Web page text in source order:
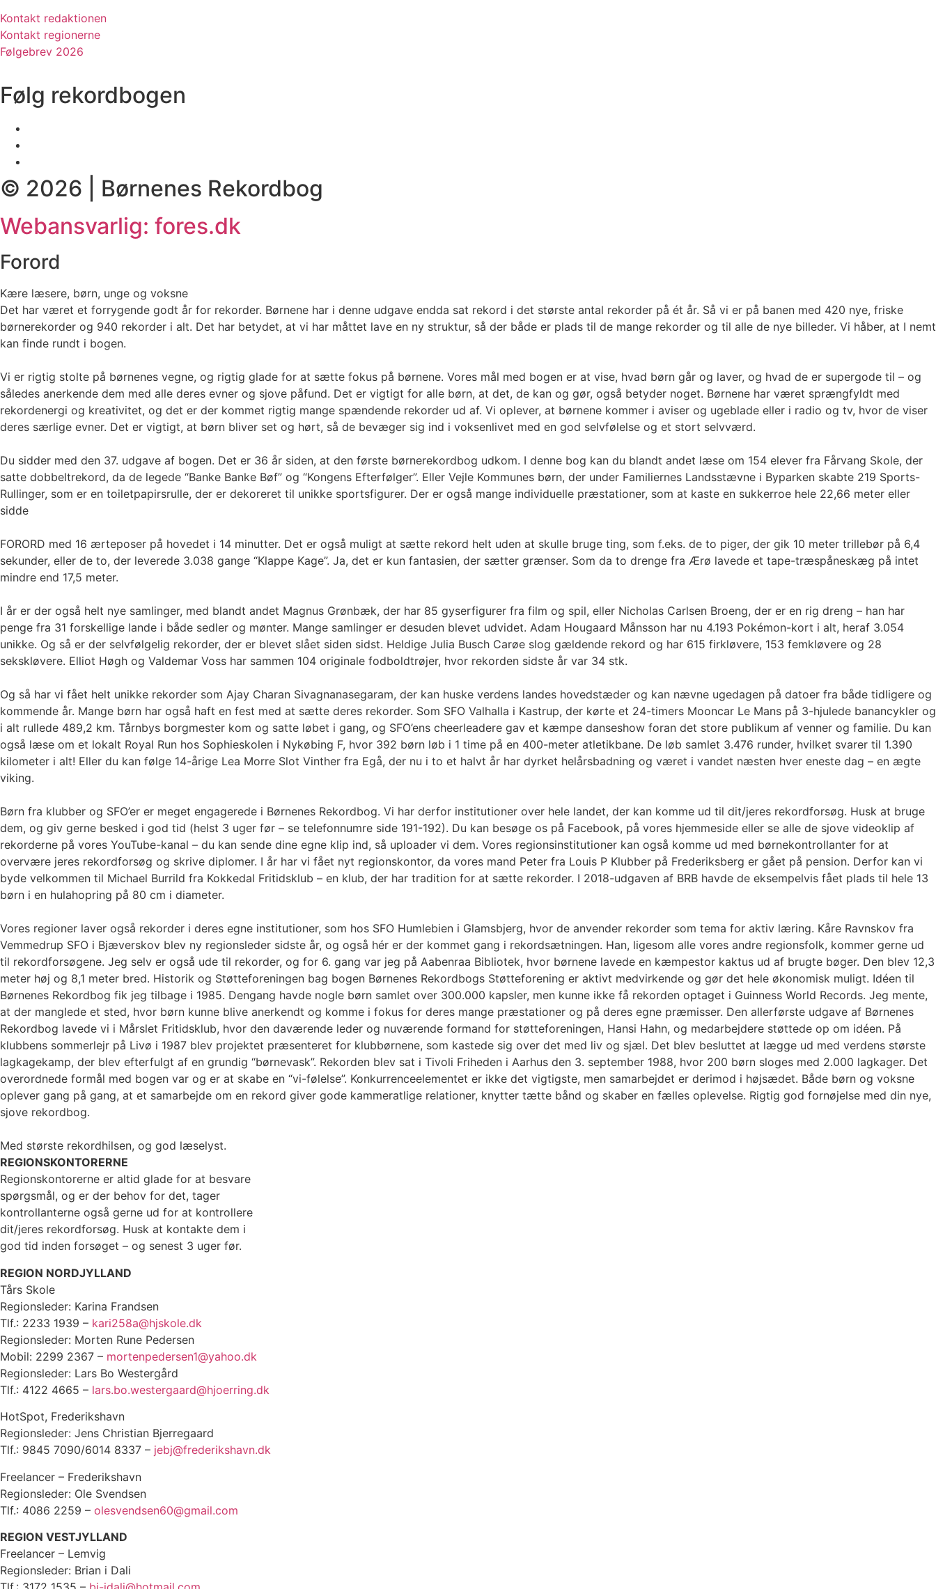
Kontakt redaktionen
Kontakt regionerne
Følgebrev 2026
Følg rekordbogen
© 2026 | Børnenes Rekordbog
Webansvarlig: fores.dk
Forord
Kære læsere, børn, unge og voksne
Det har været et forrygende godt år for rekorder. Børnene har i denne udgave endda sat rekord i det største antal rekorder på ét år. Så vi er på banen med 420 nye, friske
børnerekorder og 940 rekorder i alt. Det har betydet, at vi har måttet lave en ny struktur, så der både er plads til de mange rekorder og til alle de nye billeder. Vi håber, at I nemt
kan finde rundt i bogen.
Vi er rigtig stolte på børnenes vegne, og rigtig glade for at sætte fokus på børnene. Vores mål med bogen er at vise, hvad børn går og laver, og hvad de er supergode til – og
således anerkende dem med alle deres evner og sjove påfund. Det er vigtigt for alle børn, at det, de kan og gør, også betyder noget. Børnene har været sprængfyldt med
rekordenergi og kreativitet, og det er der kommet rigtig mange spændende rekorder ud af. Vi oplever, at børnene kommer i aviser og ugeblade eller i radio og tv, hvor de viser
deres særlige evner. Det er vigtigt, at børn bliver set og hørt, så de bevæger sig ind i voksenlivet med en god selvfølelse og et stort selvværd.
Du sidder med den 37. udgave af bogen. Det er 36 år siden, at den første børnerekordbog udkom. I denne bog kan du blandt andet læse om 154 elever fra Fårvang Skole, der
satte dobbeltrekord, da de legede “Banke Banke Bøf” og “Kongens Efterfølger”. Eller Vejle Kommunes børn, der under Familiernes Landsstævne i Byparken skabte 219 Sports-
Rullinger, som er en toiletpapirsrulle, der er dekoreret til unikke sportsfigurer. Der er også mange individuelle præstationer, som at kaste en sukkerroe hele 22,66 meter eller
sidde
FORORD med 16 ærteposer på hovedet i 14 minutter. Det er også muligt at sætte rekord helt uden at skulle bruge ting, som f.eks. de to piger, der gik 10 meter trillebør på 6,4
sekunder, eller de to, der leverede 3.038 gange “Klappe Kage”. Ja, det er kun fantasien, der sætter grænser. Som da to drenge fra Ærø lavede et tape-træspåneskæg på intet
mindre end 17,5 meter.
I år er der også helt nye samlinger, med blandt andet Magnus Grønbæk, der har 85 gyserfigurer fra film og spil, eller Nicholas Carlsen Broeng, der er en rig dreng – han har
penge fra 31 forskellige lande i både sedler og mønter. Mange samlinger er desuden blevet udvidet. Adam Hougaard Månsson har nu 4.193 Pokémon-kort i alt, heraf 3.054
unikke. Og så er der selvfølgelig rekorder, der er blevet slået siden sidst. Heldige Julia Busch Carøe slog gældende rekord og har 615 firkløvere, 153 femkløvere og 28
sekskløvere. Elliot Høgh og Valdemar Voss har sammen 104 originale fodboldtrøjer, hvor rekorden sidste år var 34 stk.
Og så har vi fået helt unikke rekorder som Ajay Charan Sivagnanasegaram, der kan huske verdens landes hovedstæder og kan nævne ugedagen på datoer fra både tidligere og
kommende år. Mange børn har også haft en fest med at sætte deres rekorder. Som SFO Valhalla i Kastrup, der kørte et 24-timers Mooncar Le Mans på 3-hjulede banancykler og
i alt rullede 489,2 km. Tårnbys borgmester kom og satte løbet i gang, og SFO’ens cheerleadere gav et kæmpe danseshow foran det store publikum af venner og familie. Du kan
også læse om et lokalt Royal Run hos Sophieskolen i Nykøbing F, hvor 392 børn løb i 1 time på en 400-meter atletikbane. De løb samlet 3.476 runder, hvilket svarer til 1.390
kilometer i alt! Eller du kan følge 14-årige Lea Morre Slot Vinther fra Egå, der nu i to et halvt år har dyrket helårsbadning og været i vandet næsten hver eneste dag – en ægte
viking.
Børn fra klubber og SFO’er er meget engagerede i Børnenes Rekordbog. Vi har derfor institutioner over hele landet, der kan komme ud til dit/jeres rekordforsøg. Husk at bruge
dem, og giv gerne besked i god tid (helst 3 uger før – se telefonnumre side 191-192). Du kan besøge os på Facebook, på vores hjemmeside eller se alle de sjove videoklip af
rekorderne på vores YouTube-kanal – du kan sende dine egne klip ind, så uploader vi dem. Vores regionsinstitutioner kan også komme ud med børnekontrollanter for at
overvære jeres rekordforsøg og skrive diplomer. I år har vi fået nyt regionskontor, da vores mand Peter fra Louis P Klubber på Frederiksberg er gået på pension. Derfor kan vi
byde velkommen til Michael Burrild fra Kokkedal Fritidsklub – en klub, der har tradition for at sætte rekorder. I 2018-udgaven af BRB havde de eksempelvis fået plads til hele 13
børn i en hulahopring på 80 cm i diameter.
Vores regioner laver også rekorder i deres egne institutioner, som hos SFO Humlebien i Glamsbjerg, hvor de anvender rekorder som tema for aktiv læring. Kåre Ravnskov fra
Vemmedrup SFO i Bjæverskov blev ny regionsleder sidste år, og også hér er der kommet gang i rekordsætningen. Han, ligesom alle vores andre regionsfolk, kommer gerne ud
til rekordforsøgene. Jeg selv er også ude til rekorder, og for 6. gang var jeg på Aabenraa Bibliotek, hvor børnene lavede en kæmpestor kaktus ud af brugte bøger. Den blev 12,3
meter høj og 8,1 meter bred. Historik og Støtteforeningen bag bogen Børnenes Rekordbogs Støtteforening er aktivt medvirkende og gør det hele økonomisk muligt. Idéen til
Børnenes Rekordbog fik jeg tilbage i 1985. Dengang havde nogle børn samlet over 300.000 kapsler, men kunne ikke få rekorden optaget i Guinness World Records. Jeg mente,
at der manglede et sted, hvor børn kunne blive anerkendt og komme i fokus for deres mange præstationer og på deres egne præmisser. Den allerførste udgave af Børnenes
Rekordbog lavede vi i Mårslet Fritidsklub, hvor den daværende leder og nuværende formand for støtteforeningen, Hansi Hahn, og medarbejdere støttede op om idéen. På
klubbens sommerlejr på Livø i 1987 blev projektet præsenteret for klubbørnene, som kastede sig over det med liv og sjæl. Det blev besluttet at lægge ud med verdens største
lagkagekamp, der blev efterfulgt af en grundig “børnevask”. Rekorden blev sat i Tivoli Friheden i Aarhus den 3. september 1988, hvor 200 børn sloges med 2.000 lagkager. Det
overordnede formål med bogen var og er at skabe en “vi-følelse”. Konkurrenceelementet er ikke det vigtigste, men samarbejdet er derimod i højsædet. Både børn og voksne
oplever gang på gang, at et samarbejde om en rekord giver gode kammeratlige relationer, knytter tætte bånd og skaber en fælles oplevelse. Rigtig god fornøjelse med din nye,
sjove rekordbog.
Med største rekordhilsen, og god læselyst.
REGIONSKONTORERNE
Regionskontorerne er altid glade for at besvare
spørgsmål, og er der behov for det, tager
kontrollanterne også gerne ud for at kontrollere
dit/jeres rekordforsøg. Husk at kontakte dem i
god tid inden forsøget – og senest 3 uger før.
REGION NORDJYLLAND
Tårs Skole
Regionsleder: Karina Frandsen
Tlf.: 2233 1939 – kari258a@hjskole.dk
Regionsleder: Morten Rune Pedersen
Mobil: 2299 2367 – mortenpedersen1@yahoo.dk
Regionsleder: Lars Bo Westergård
Tlf.: 4122 4665 – lars.bo.westergaard@hjoerring.dk
HotSpot, Frederikshavn
Regionsleder: Jens Christian Bjerregaard
Tlf.: 9845 7090/6014 8337 – jebj@frederikshavn.dk
Freelancer – Frederikshavn
Regionsleder: Ole Svendsen
Tlf.: 4086 2259 – olesvendsen60@gmail.com
REGION VESTJYLLAND
Freelancer – Lemvig
Regionsleder: Brian i Dali